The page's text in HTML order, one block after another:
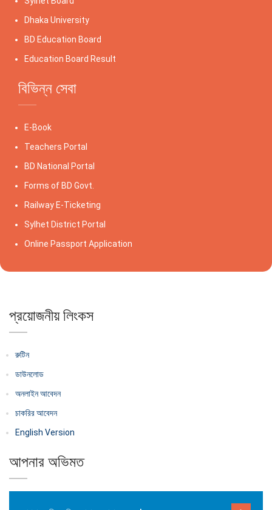
Dhaka University
BD Education Board
Education Board Result
বিভিন্ন সেবা
E-Book
Teachers Portal
BD National Portal
Forms of BD Govt.
Railway E-Ticketing
Sylhet District Portal
Online Passport Application
প্রয়োজনীয় লিংকস
রুটিন
ডাউনলোড
অনলাইন আবেদন
চাকরির আবেদন
English Version
আপনার অভিমত